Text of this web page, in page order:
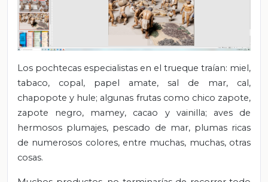
Los pochtecas especialistas en el trueque traían: miel,
tabaco, copal, papel amate, sal de mar, cal,
chapopote y hule; algunas frutas como chico zapote,
zapote negro, mamey, cacao y vainilla; aves de
hermosos plumajes, pescado de mar, plumas ricas
de numerosos colores, entre muchas, muchas, otras
cosas.